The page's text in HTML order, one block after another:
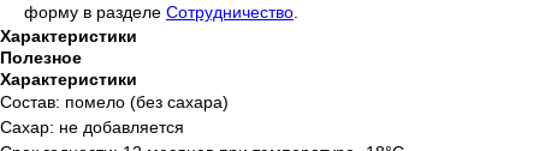
форму в разделе Сотрудничество
Характеристики
Полезное
Характеристики
Состав: помело (без сахара)
Сахар: не добавляется